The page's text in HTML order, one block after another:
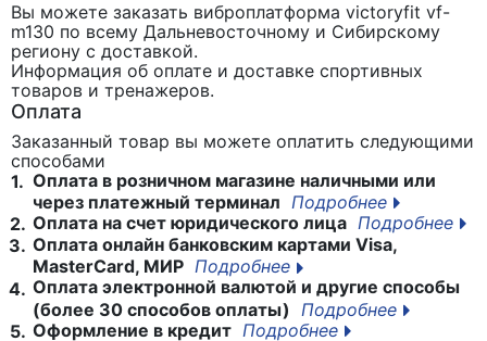
Вы можете заказать виброплатформа victoryfit vf-
m130 по всему Дальневосточному и Сибирскому
региону с доставкой.
Информация об оплате и доставке спортивных
товаров и тренажеров.
Оплата
Заказанный товар вы можете оплатить следующими
способами
1. Оплата в розничном магазине наличными или
через платежный терминал Подробнее
2. Оплата на счет юридического лица Подробнее
3. Оплата онлайн банковским картами Visa,
MasterCard, МИР Подробнее
4. Оплата электронной валютой и другие способы
(более 30 способов оплаты)
Подробнее
5. Оформление в кредит Подробнее